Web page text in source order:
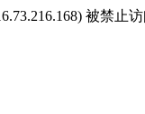
被禁止